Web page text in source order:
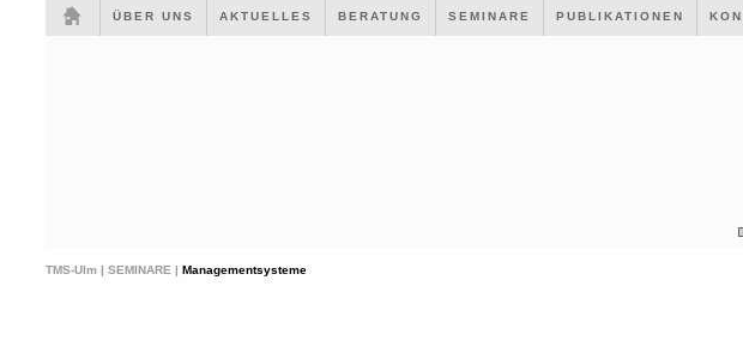
ÜBER UNS AKTUELLES BERATUNG SEMINARE PUBLIKATIONEN
TMS-Ulm | SEMINARE | Managementsysteme